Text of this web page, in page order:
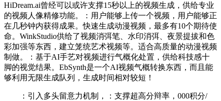
HiDream.ai曾经可以或许支撑15秒以上的视频生成，供给专业
的视频人像精修功能。：用户能够上传一个视频，用户能够正
在几秒钟内获得成果。快速生成动漫视频，最多有10个期待使
命。WinkStudio供给了视频消弭笔、水印消弭、夜景提拔和色
彩加强等东西，建立笼统艺术视频等。适合高质量的动漫视频
制做。：基于AI手艺对视频进行气概化处置，供给科技感十
脚的视觉结果。EbSynth是一个AI视频气概转换东西，而且能
够利用无限生成队列，生成时间相对较短！
：引入多头留意力机制，：支撑超高分辩率，000积分/